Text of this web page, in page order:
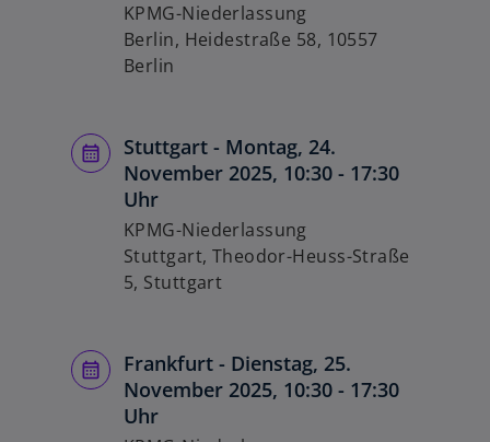
KPMG-Niederlassung
Berlin, Heidestraße 58, 10557
Berlin
Stuttgart - Montag, 24.
November 2025, 10:30 - 17:30
Uhr
KPMG-Niederlassung
Stuttgart, Theodor-Heuss-Straße
5, Stuttgart
Frankfurt - Dienstag, 25.
November 2025, 10:30 - 17:30
Uhr